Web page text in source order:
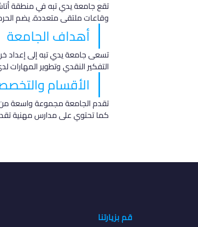
وقاعات ملتقى متعددة. يضم الحرم الجامعي 13 كلية، 3 مدارس مهنية، قاعات دراسية، ومرافق
أهداف الجامعة
تسعى جامعة يدي تبه إلى إعداد
التفكير النقدي وتطوير المهارات
الأقسام
تقدم الجامعة مجموعة واسعة من
كما تحتوي على مدارس مهنية
قم بزيارتنا